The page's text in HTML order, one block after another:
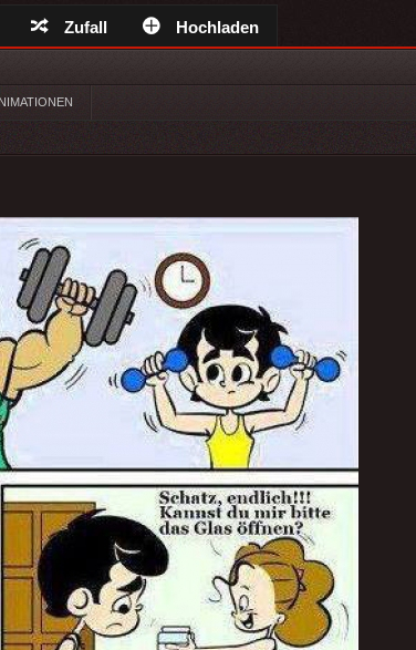
Zufall Hochladen